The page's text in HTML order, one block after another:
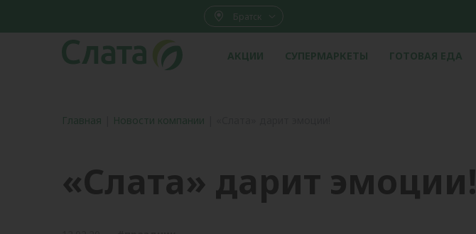
Братск
АКЦИИ СУПЕРМАРКЕТЫ ГОТОВАЯ ЕДА
Главная Новости компании
«Слата» дарит эмоции!